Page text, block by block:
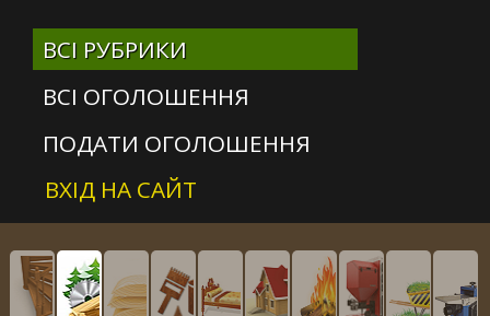
ВСІ РУБРИКИ
ВСІ ОГОЛОШЕННЯ
ПОДАТИ ОГОЛОШЕННЯ
ВХІД НА САЙТ